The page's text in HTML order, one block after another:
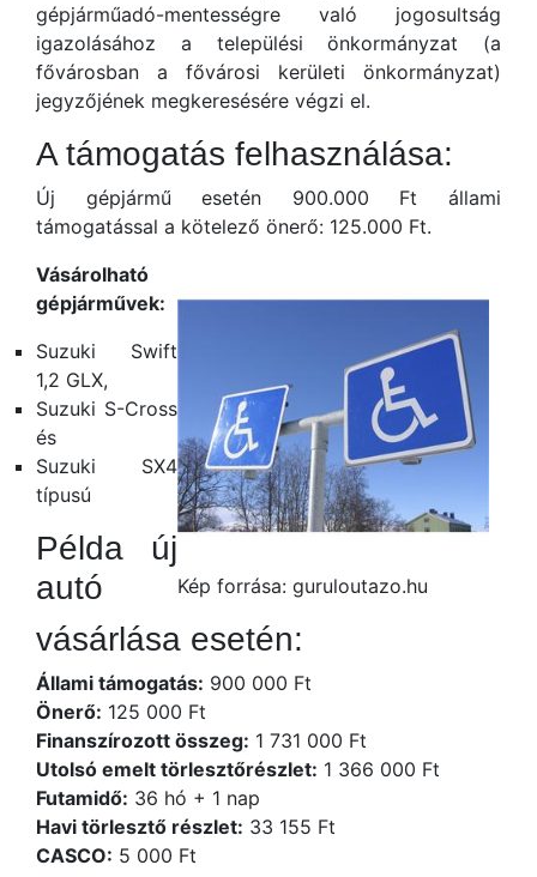
gépjárműadó-mentességre való jogosultság
igazolásához a települési önkormányzat (a
fővárosban a fővárosi kerületi önkormányzat)
jegyzőjének megkeresésére végzi el.
A támogatás felhasználása:
Új gépjármű esetén 900.000 Ft állami
támogatással a kötelező önerő: 125.000 Ft.
Kép forrása: guruloutazo.hu
Vásárolható
gépjárművek:
Suzuki Swift
1,2 GLX,
Suzuki S-Cross
és
Suzuki SX4
típusú
Példa új
autó
vásárlása esetén:
Állami támogatás: 900 000 Ft
Önerő: 125 000 Ft
Finanszírozott összeg: 1 731 000 Ft
Utolsó emelt törlesztőrészlet: 1 366 000 Ft
Futamidő: 36 hó + 1 nap
Havi törlesztő részlet: 33 155 Ft
CASCO: 5 000 Ft